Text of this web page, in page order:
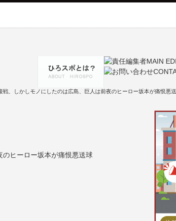
戦、しかしモノにしたのは広島、巨人は前夜のヒーロー坂本が痛恨悪
のヒーロー坂本が痛恨悪送球